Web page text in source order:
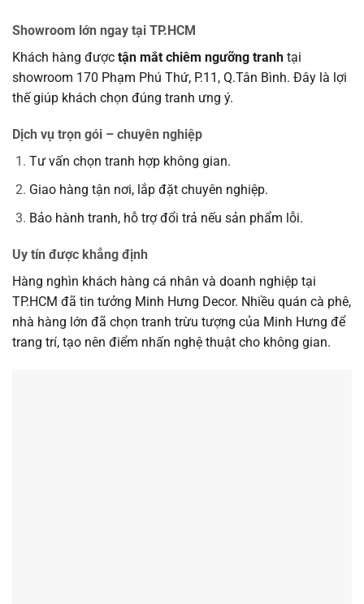
Showroom lớn ngay tại TP.HCM
Khách hàng được tận mắt chiêm ngưỡng tranh tại
showroom 170 Phạm Phú Thứ, P.11, Q.Tân Bình. Đây là lợi
thế giúp khách chọn đúng tranh ưng ý.
Dịch vụ trọn gói – chuyên nghiệp
Tư vấn chọn tranh hợp không gian.
Giao hàng tận nơi, lắp đặt chuyên nghiệp.
Bảo hành tranh, hỗ trợ đổi trả nếu sản phẩm lỗi.
Uy tín được khẳng định
Hàng nghìn khách hàng cá nhân và doanh nghiệp tại
TP.HCM đã tin tưởng Minh Hưng Decor. Nhiều quán cà phê,
nhà hàng lớn đã chọn tranh trừu tượng của Minh Hưng để
trang trí, tạo nên điểm nhấn nghệ thuật cho không gian.